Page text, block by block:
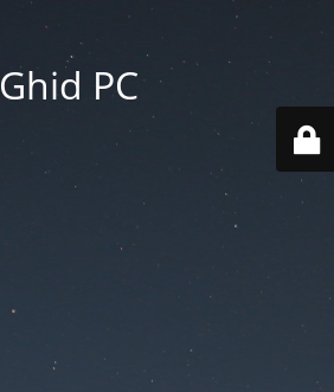
Ghid PC